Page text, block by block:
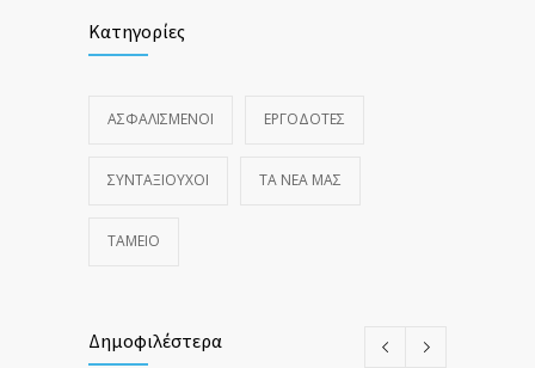
Κατηγορίες
ΑΣΦΑΛΙΣΜΕΝΟΙ ΕΡΓΟΔΟΤΕΣ
ΣΥΝΤΑΞΙΟΥΧΟΙ ΤΑ ΝΈΑ ΜΑΣ
ΤΑΜΕΙΟ
Δημοφιλέστερα